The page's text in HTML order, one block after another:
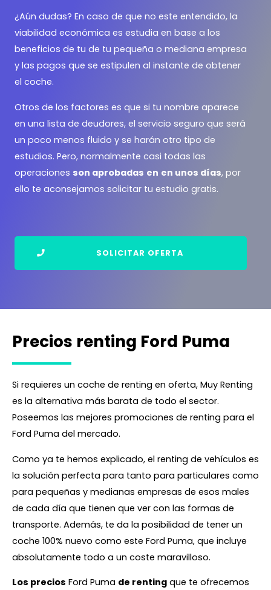
¿Aún dudas? En caso de que no este entendido, la
viabilidad económica es estudia en base a los
beneficios de tu de tu pequeña o mediana empresa
y las pagos que se estipulen al instante de obtener
el coche.
Otros de los factores es que si tu nombre aparece
en una lista de deudores, el servicio seguro que será
un poco menos fluido y se harán otro tipo de
estudios. Pero, normalmente casi todas las
operaciones son aprobadas en en unos días, por
ello te aconsejamos solicitar tu estudio gratis.
SOLICITAR OFERTA
Precios renting Ford Puma
Si requieres un coche de renting en oferta, Muy Renting
es la alternativa más barata de todo el sector.
Poseemos las mejores promociones de renting para el
Ford Puma del mercado.
Como ya te hemos explicado, el renting de vehículos es
la solución perfecta para tanto para particulares como
para pequeñas y medianas empresas de esos males
de cada día que tienen que ver con las formas de
transporte. Además, te da la posibilidad de tener un
coche 100% nuevo como este Ford Puma, que incluye
absolutamente todo a un coste maravilloso.
Los precios Ford Puma de renting que te ofrecemos